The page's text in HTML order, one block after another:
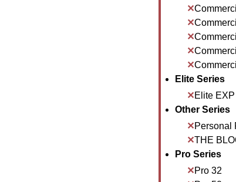
Elite Series
Elite EXP
Other Series
Personal
THE
Pro Series
Pro 32